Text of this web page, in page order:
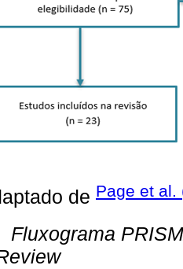
de Page et al.
Fluxograma